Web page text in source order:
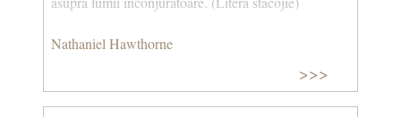
Nathaniel Hawthorne
>>>